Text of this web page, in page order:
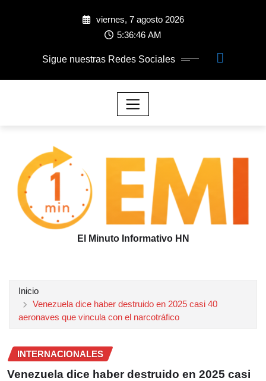
viernes, 7 agosto 2026
5:36:46 AM
Sigue nuestras Redes Sociales
El Minuto Informativo HN
Inicio
Venezuela dice haber destruido en 2025 casi 40
aeronaves que vincula con el narcotráfico
INTERNACIONALES
Venezuela dice haber destruido en 2025 casi